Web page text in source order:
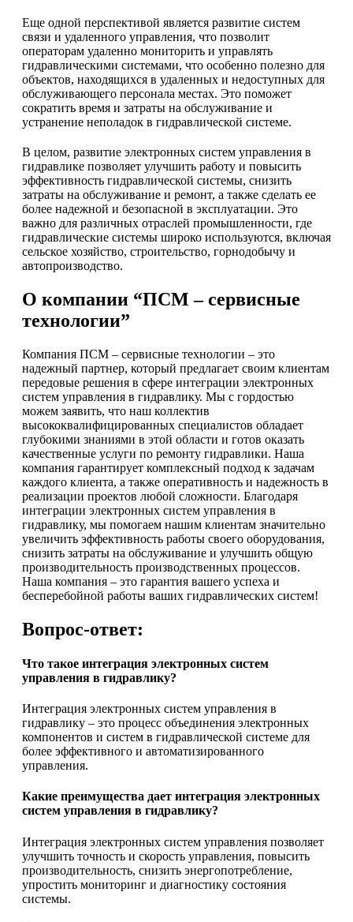
Еще одной перспективой является развитие систем
связи и удаленного управления, что позволит
операторам удаленно мониторить и управлять
гидравлическими системами, что особенно полезно для
объектов, находящихся в удаленных и недоступных для
обслуживающего персонала местах. Это поможет
сократить время и затраты на обслуживание и
устранение неполадок в гидравлической системе.
В целом, развитие электронных систем управления в
гидравлике позволяет улучшить работу и повысить
эффективность гидравлической системы, снизить
затраты на обслуживание и ремонт, а также сделать ее
более надежной и безопасной в эксплуатации. Это
важно для различных отраслей промышленности, где
гидравлические системы широко используются, включая
сельское хозяйство, строительство, горнодобычу и
автопроизводство.
О компании “ПСМ – сервисные
технологии”
Компания ПСМ – сервисные технологии – это
надежный партнер, который предлагает своим клиентам
передовые решения в сфере интеграции электронных
систем управления в гидравлику. Мы с гордостью
можем заявить, что наш коллектив
высококвалифицированных специалистов обладает
глубокими знаниями в этой области и готов оказать
качественные услуги по ремонту гидравлики. Наша
компания гарантирует комплексный подход к задачам
каждого клиента, а также оперативность и надежность в
реализации проектов любой сложности. Благодаря
интеграции электронных систем управления в
гидравлику, мы помогаем нашим клиентам значительно
увеличить эффективность работы своего оборудования,
снизить затраты на обслуживание и улучшить общую
производительность производственных процессов.
Наша компания – это гарантия вашего успеха и
бесперебойной работы ваших гидравлических систем!
Вопрос-ответ:
Что такое интеграция электронных систем
управления в гидравлику?
Интеграция электронных систем управления в
гидравлику – это процесс объединения электронных
компонентов и систем в гидравлической системе для
более эффективного и автоматизированного
управления.
Какие преимущества дает интеграция электронных
систем управления в гидравлику?
Интеграция электронных систем управления позволяет
улучшить точность и скорость управления, повысить
производительность, снизить энергопотребление,
упростить мониторинг и диагностику состояния
системы.